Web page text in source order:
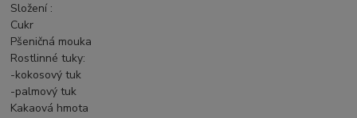
Složení :
Cukr
Pšeničná mouka
Rostlinné tuky:
-kokosový tuk
-palmový tuk
Kakaová hmota